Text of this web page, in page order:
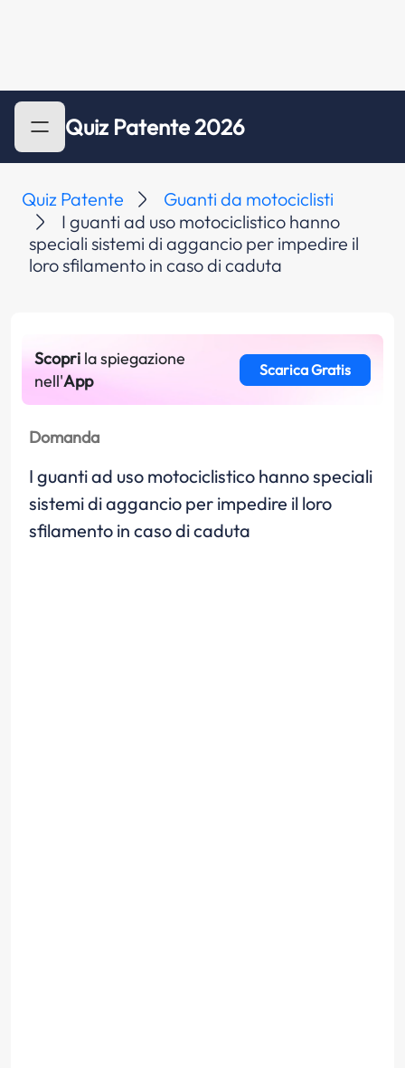
Quiz Patente 2026
Quiz Patente
Guanti da motociclisti
I guanti ad uso motociclistico hanno
speciali sistemi di aggancio per impedire il
loro sfilamento in caso di caduta
Scopri la spiegazione
nell'App
Scarica Gratis
Domanda
I guanti ad uso motociclistico hanno speciali
sistemi di aggancio per impedire il loro
sfilamento in caso di caduta